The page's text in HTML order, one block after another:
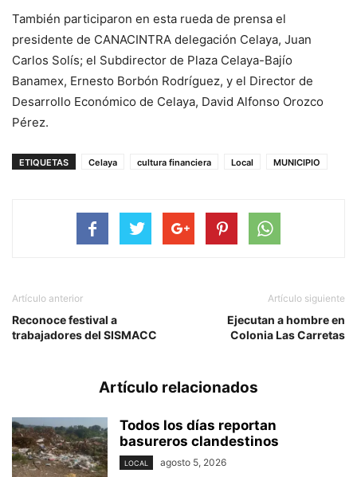
También participaron en esta rueda de prensa el
presidente de CANACINTRA delegación Celaya, Juan
Carlos Solís; el Subdirector de Plaza Celaya-Bajío
Banamex, Ernesto Borbón Rodríguez, y el Director de
Desarrollo Económico de Celaya, David Alfonso Orozco
Pérez.
ETIQUETAS Celaya cultura financiera Local MUNICIPIO
Artículo anterior
Reconoce festival a
trabajadores del SISMACC
Artículo siguiente
Ejecutan a hombre en
Colonia Las Carretas
Artículo relacionados
Todos los días reportan
basureros clandestinos
LOCAL agosto 5, 2026